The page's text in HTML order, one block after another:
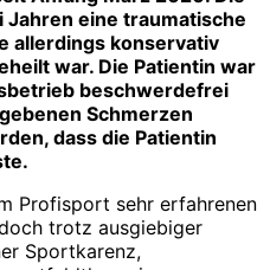
eine traumatische
allerdings konservativ
war. Die Patientin war
beschwerdefrei
Schmerzen
dass die Patientin
Profisport sehr erfahrenen
trotz ausgiebiger
Sportkarenz,